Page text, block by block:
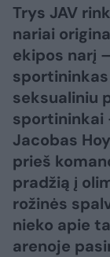
Trys JAV
nariai
ekipos narį
seksualiniu
sportininkai
Jacobas
prieš
pradžią į
rožinės
nieko apie
arenoje